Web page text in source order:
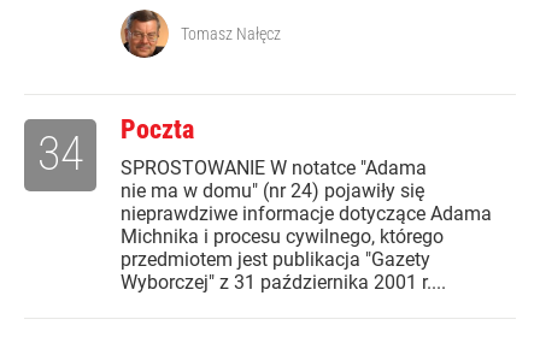
Tomasz Nałęcz
Poczta
SPROSTOWANIE W notatce "Adama
nie ma w domu" (nr 24) pojawiły się
nieprawdziwe informacje dotyczące Adama
Michnika i procesu cywilnego, którego
przedmiotem jest publikacja "Gazety
Wyborczej" z 31 października 2001 r....
34